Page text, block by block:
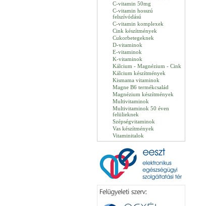
C-vitamin 50mg
C-vitamin hosszú
felszívódású
C-vitamin komplexek
Cink készítmények
Cukorbetegeknek
D-vitaminok
E-vitaminok
K-vitaminok
Kálcium - Magnézium - Cink
Kálcium készítmények
Kismama vitaminok
Magne B6 termékcsalád
Magnézium készítmények
Multivitaminok
Multivitaminok 50 éven
felülieknek
Szépségvitaminok
Vas készítmények
Vitaminitalok